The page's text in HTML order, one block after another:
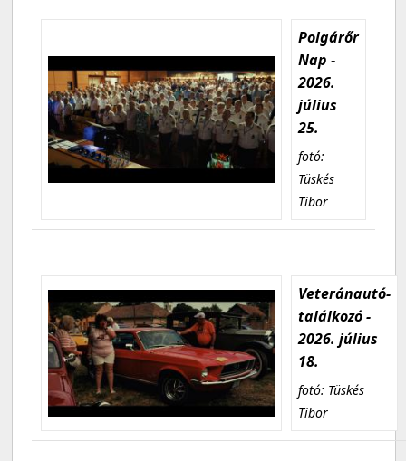
Polgárőr
Nap -
2026.
július
25.
fotó:
Tüskés
Tibor
Veteránautó-
találkozó -
2026. július
18.
fotó: Tüskés
Tibor